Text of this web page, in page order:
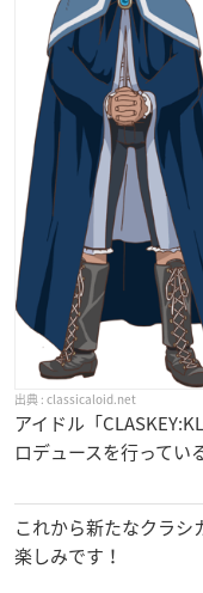
classicaloid.net
アイドル「
ロデュースを行ってい
これから新たなクラ
楽しみです！